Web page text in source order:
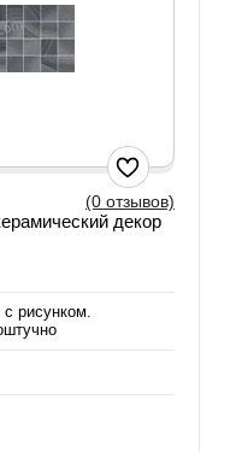
(0 отзывов)
декор
рисунком.